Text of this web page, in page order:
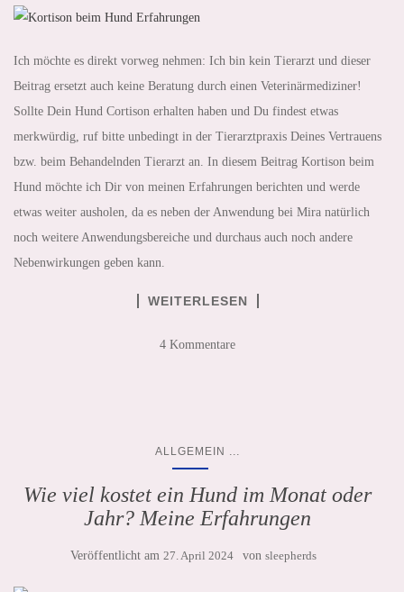
Ich möchte es direkt vorweg nehmen: Ich bin kein Tierarzt und dieser
Beitrag ersetzt auch keine Beratung durch einen Veterinärmediziner!
Sollte Dein Hund Cortison erhalten haben und Du findest etwas
merkwürdig, ruf bitte unbedingt in der Tierarztpraxis Deines Vertrauens
bzw. beim Behandelnden Tierarzt an. In diesem Beitrag Kortison beim
Hund möchte ich Dir von meinen Erfahrungen berichten und werde
etwas weiter ausholen, da es neben der Anwendung bei Mira natürlich
noch weitere Anwendungsbereiche und durchaus auch noch andere
Nebenwirkungen geben kann.
WEITERLESEN
4 Kommentare
ALLGEMEIN
Wie viel kostet ein Hund im Monat oder
Jahr? Meine Erfahrungen
Veröffentlicht am 27. April 2024 von sleepherds